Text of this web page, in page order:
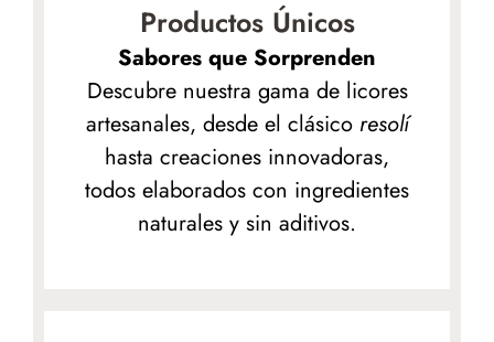
Productos Únicos
Sabores que Sorprenden
Descubre nuestra gama de licores
artesanales, desde el clásico resolí
hasta creaciones innovadoras,
todos elaborados con ingredientes
naturales y sin aditivos.